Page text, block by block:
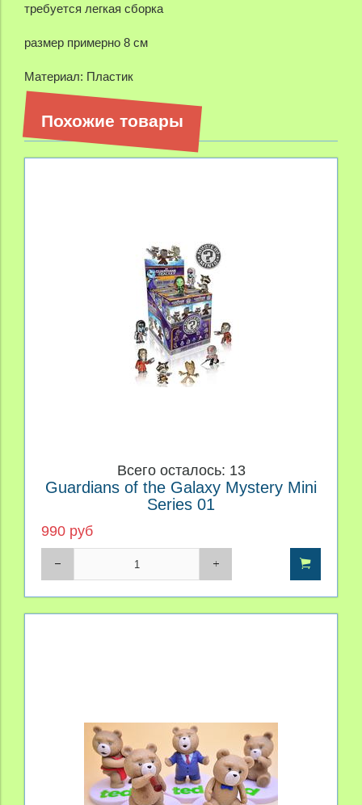
требуется легкая сборка
размер примерно 8 см
Материал: Пластик
Похожие товары
Всего осталось: 13
Guardians of the Galaxy Mystery Mini
Series 01
990 руб